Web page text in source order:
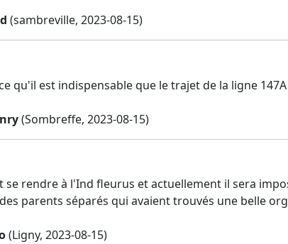
(sambreville, 2023-08-15)
qu'il est indispensable que le trajet de la ligne
(Sombreffe, 2023-08-15)
se rendre à l'Ind fleurus et actuellement il sera
parents séparés qui avaient trouvés une belle
(Ligny, 2023-08-15)